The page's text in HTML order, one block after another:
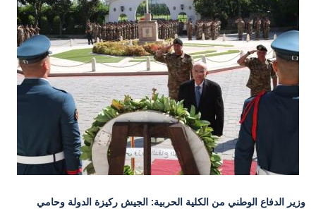
وزير الدفاع الوطني من الكلية الحربية: الجيش ركيزة الدولة وحامي